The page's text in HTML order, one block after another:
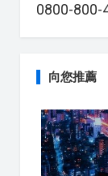
0800-800-
向您推薦